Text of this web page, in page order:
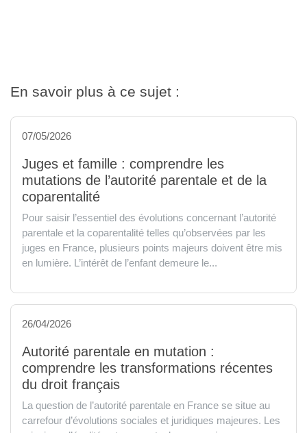
En savoir plus à ce sujet :
07/05/2026
Juges et famille : comprendre les
mutations de l’autorité parentale et de la
coparentalité
Pour saisir l’essentiel des évolutions concernant l’autorité
parentale et la coparentalité telles qu’observées par les
juges en France, plusieurs points majeurs doivent être mis
en lumière. L’intérêt de l’enfant demeure le...
26/04/2026
Autorité parentale en mutation :
comprendre les transformations récentes
du droit français
La question de l’autorité parentale en France se situe au
carrefour d’évolutions sociales et juridiques majeures. Les